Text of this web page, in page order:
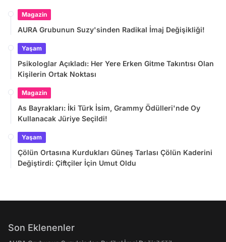
Magazin
AURA Grubunun Suzy'sinden Radikal İmaj Değişikliği!
Yaşam
Psikologlar Açıkladı: Her Yere Erken Gitme Takıntısı Olan
Kişilerin Ortak Noktası
Magazin
As Bayrakları: İki Türk İsim, Grammy Ödülleri'nde Oy
Kullanacak Jüriye Seçildi!
Yaşam
Çölün Ortasına Kurdukları Güneş Tarlası Çölün Kaderini
Değiştirdi: Çiftçiler İçin Umut Oldu
Son Eklenenler